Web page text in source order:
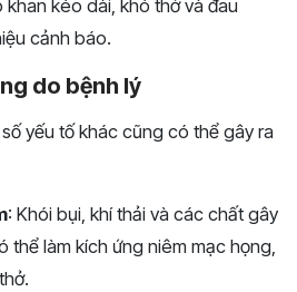
kéo dài, khó thở và đau
cảnh báo.
do bệnh lý
yếu tố khác cũng có thể gây ra
: Khói bụi, khí thải và các chất gây
thể làm kích ứng niêm mạc họng,